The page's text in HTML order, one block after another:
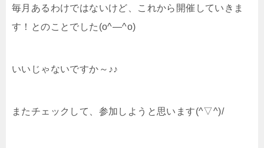
毎月あるわけではないけど、これから開催していきま
す！とのことでした(o^―^o)
いいじゃないですか～♪♪
またチェックして、参加しようと思います(^▽^)/